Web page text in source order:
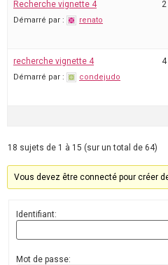
Recherche vignette 4
Démarré par : renato
2
recherche vignette 4
Démarré par : condejudo
4
18 sujets de 1 à 15 (sur un total de 64)
Vous devez être connecté pour créer
Identifiant:
Mot de passe: